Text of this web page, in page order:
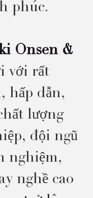
phúc.
Onsen &
với rất
hấp dẫn,
lượng
đội ngũ
nghiệm,
nghề cao